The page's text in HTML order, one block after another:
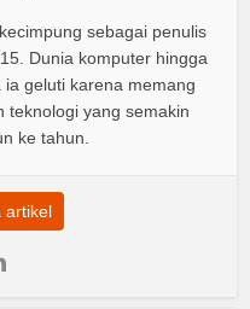
sebagai penulis
Dunia komputer hingga
geluti karena memang
teknologi yang semakin
ke tahun.
artikel